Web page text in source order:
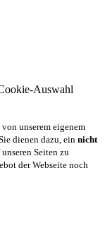
Auswahl
unserem eigenem
dienen dazu, ein nicht
Seiten zu
der Webseite noch